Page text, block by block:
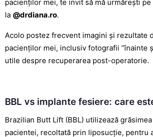
pacienților mei, te invit să mă urmărești pe
la @drdiana.ro.
Acolo postez frecvent imagini și rezultate
pacienților mei, inclusiv fotografii “înainte
utile despre recuperarea post-operatorie.
BBL vs implante fesiere: care
Brazilian Butt Lift (BBL) utilizează
pacientei, recoltată prin liposucție, pentru